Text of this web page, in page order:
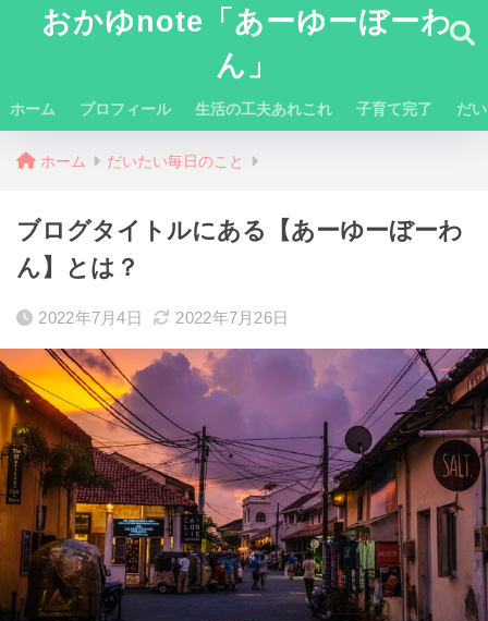
おかゆnote「あーゆーぼーわ
ん」
ホーム プロフィール 生活の工夫あれこれ 子育て完了 だ
ホーム だいたい毎日のこと
ブログタイトルにある【あーゆーぼーわ
ん】とは？
2022年7月4日 2022年7月26日